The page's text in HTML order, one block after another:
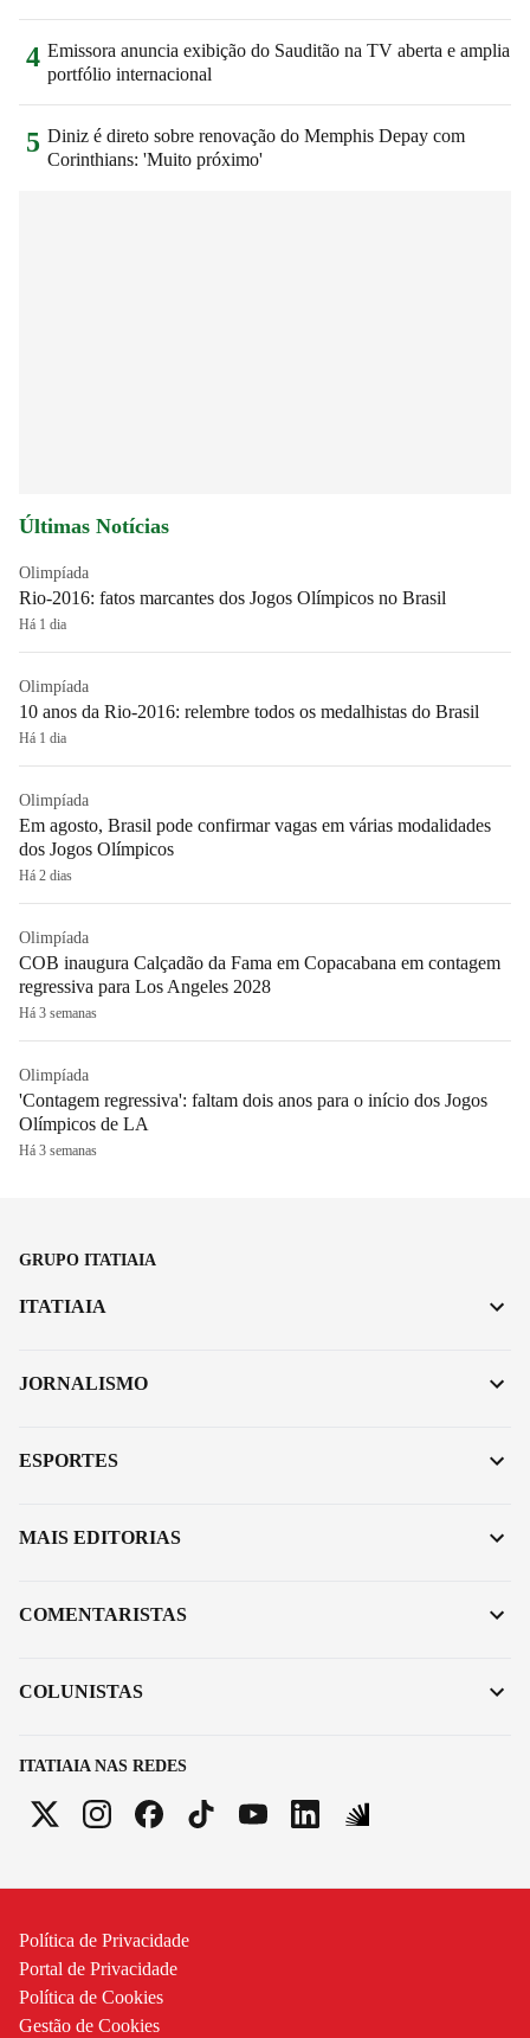
4 Emissora anuncia exibição do Sauditão na TV aberta e amplia
portfólio internacional
5 Diniz é direto sobre renovação do Memphis Depay com
Corinthians: 'Muito próximo'
Últimas Notícias
Olimpíada
Rio-2016: fatos marcantes dos Jogos Olímpicos no Brasil
Há 1 dia
Olimpíada
10 anos da Rio-2016: relembre todos os medalhistas do Brasil
Há 1 dia
Olimpíada
Em agosto, Brasil pode confirmar vagas em várias modalidades
dos Jogos Olímpicos
Há 2 dias
Olimpíada
COB inaugura Calçadão da Fama em Copacabana em contagem
regressiva para Los Angeles 2028
Há 3 semanas
Olimpíada
'Contagem regressiva': faltam dois anos para o início dos Jogos
Olímpicos de LA
Há 3 semanas
GRUPO ITATIAIA
ITATIAIA NAS REDES
ITATIAIA
JORNALISMO
ESPORTES
MAIS EDITORIAS
COMENTARISTAS
COLUNISTAS
Política de Privacidade
Portal de Privacidade
Política de Cookies
Gestão de Cookies